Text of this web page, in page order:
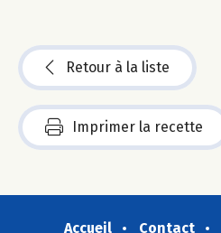
Retour à la liste
Imprimer la recette
Accueil Contact